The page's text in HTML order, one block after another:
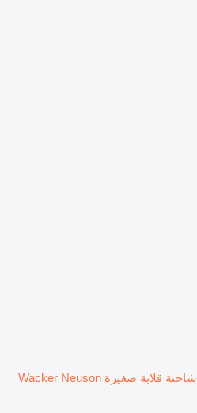
شاحنة قلابة صغيرة Wacker Neuson